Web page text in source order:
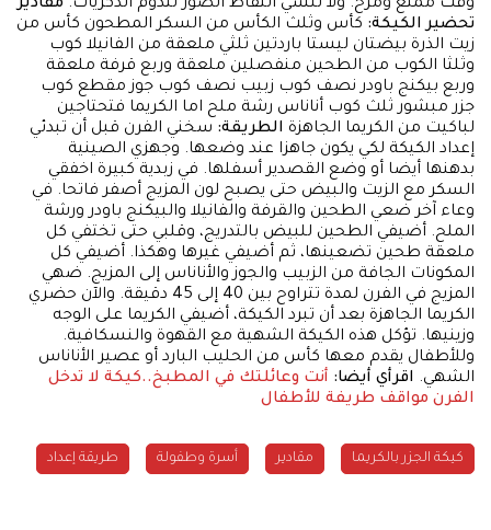
وقت ممتع ومرح. ولا تنسي التقاط الصور لتدوم الذكريات. مقادير
تحضير الكيكة: كأس وثلث الكأس من السكر المطحون كأس من
زيت الذرة بيضتان ليستا باردتين ثلثي ملعقة من الفانيلا كوب
وثلثا الكوب من الطحين منفصلين ملعقة وربع قرفة ملعقة
وربع بيكنج باودر نصف كوب زبيب نصف كوب جوز مقطع كوب
جزر مبشور ثلث كوب أناناس رشة ملح اما الكريما فتحتاجين
لباكيت من الكريما الجاهزة الطريقة: سخني الفرن قبل أن تبدئي
إعداد الكيكة لكي يكون جاهزا عند وضعها. وجهزي الصينية
بدهنها أيضا أو وضع القصدير أسفلها. في زبدية كبيرة اخفقي
السكر مع الزيت والبيض حتى يصبح لون المزيج أصفر فاتحا. في
وعاء آخر ضعي الطحين والقرفة والفانيلا والبيكنج باودر ورشة
الملح. أضيفي الطحين للبيض بالتدريج، وقلبي حتى تختفي كل
ملعقة طحين تضعينها، ثم أضيفي غيرها وهكذا. أضيفي كل
المكونات الجافة من الزبيب والجوز والأناناس إلى المزيج. ضهي
المزيج في الفرن لمدة تتراوح بين 40 إلى 45 دقيقة. والآن حضري
الكريما الجاهزة بعد أن تبرد الكيكة، أضيفي الكريما على الوجه
وزينيها. تؤكل هذه الكيكة الشهية مع القهوة والنسكافية.
وللأطفال يقدم معها كأس من الحليب البارد أو عصير الأناناس
الشهي. اقرأي أيضا: أنت وعائلتك في المطبخ..كيكة لا تدخل
الفرن مواقف طريفة للأطفال
كيكة الجزر بالكريما مقادير أسرة وطفولة طريقة إعداد